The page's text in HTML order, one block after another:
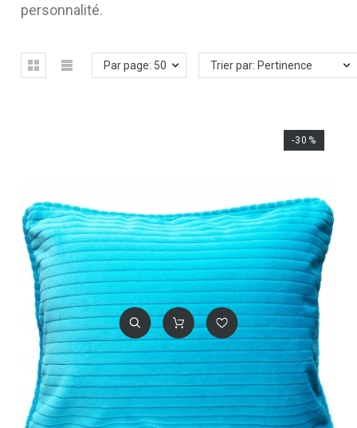
personnalité.
Par page: 50 Trier par: Pertinence
-30%